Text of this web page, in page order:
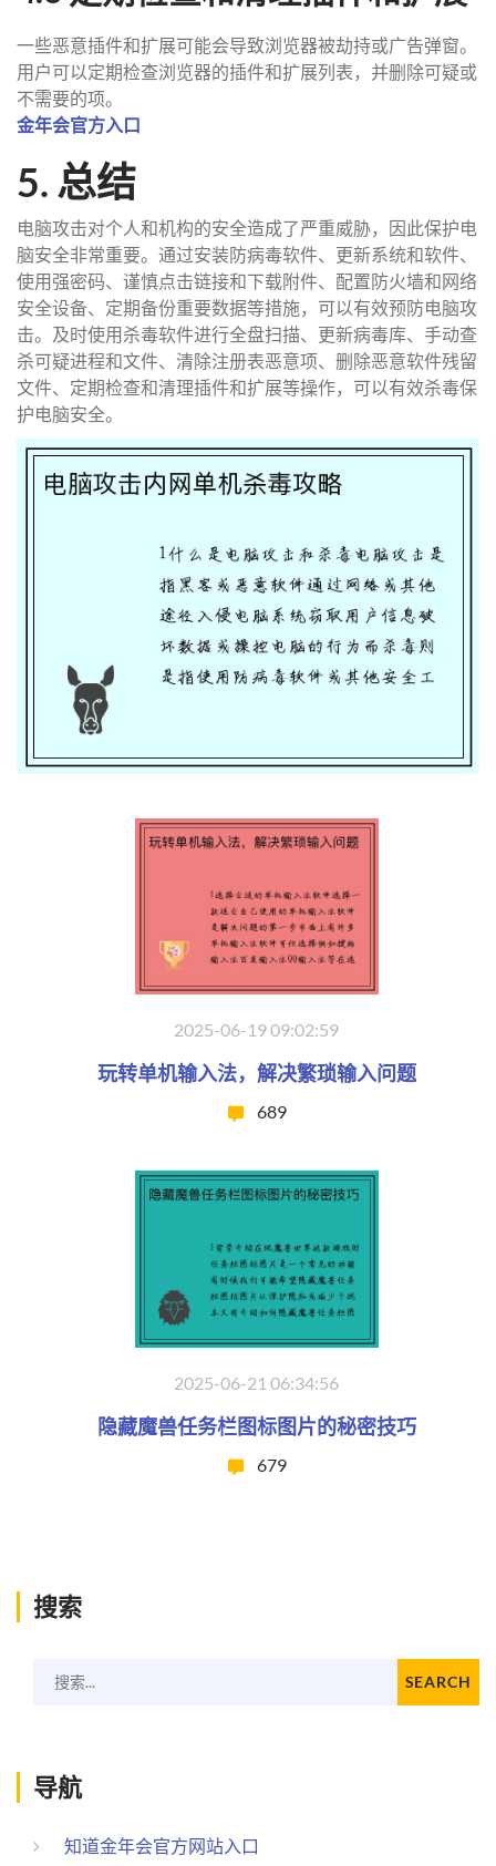
一些恶意插件和扩展可能会导致浏览器被劫持或广告弹窗。
用户可以定期检查浏览器的插件和扩展列表，并删除可疑或
不需要的项。
金年会官方入口
5. 总结
电脑攻击对个人和机构的安全造成了严重威胁，因此保护电
脑安全非常重要。通过安装防病毒软件、更新系统和软件、
使用强密码、谨慎点击链接和下载附件、配置防火墙和网络
安全设备、定期备份重要数据等措施，可以有效预防电脑攻
击。及时使用杀毒软件进行全盘扫描、更新病毒库、手动查
杀可疑进程和文件、清除注册表恶意项、删除恶意软件残留
文件、定期检查和清理插件和扩展等操作，可以有效杀毒保
护电脑安全。
2025-06-19 09:02:59
玩转单机输入法，解决繁琐输入问题
689
2025-06-21 06:34:56
隐藏魔兽任务栏图标图片的秘密技巧
679
搜索
搜索... SEARCH
导航
知道金年会官方网站入口